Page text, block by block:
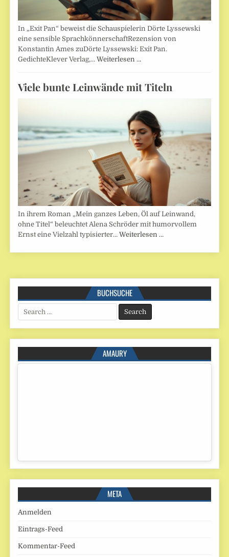
In „Exit Pan“ beweist die Schauspielerin Dörte Lyssewski
eine sensible SprachkönnerschaftRezension von
Konstantin Ames zuDörte Lyssewski: Exit Pan.
GedichteKlever Verlag,…Weiterlesen …
Viele bunte Leinwände mit Titeln
In ihrem Roman „Mein ganzes Leben, Öl auf Leinwand,
ohne Titel“ beleuchtet Alena Schröder mit humorvollem
Ernst eine Vielzahl typisierter…Weiterlesen …
BUCHSUCHE
Search
for:
AMAURY
META
Anmelden
Eintrags-Feed
Kommentar-Feed